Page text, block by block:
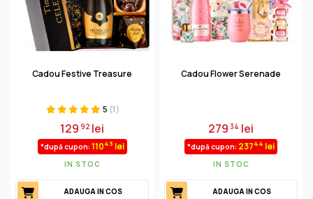
Cadou Festive Treasure
5 (1)
12992 lei
*după cupon: 11043 lei
IN STOC
ADAUGA IN COS
Cadou Flower Serenade
279 34 lei
*după cupon: 23744 lei
IN STOC
ADAUGA IN COS